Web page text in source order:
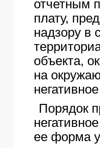
отчетным
плату,
надзору в
объекта,
на
Порядок
ее форма